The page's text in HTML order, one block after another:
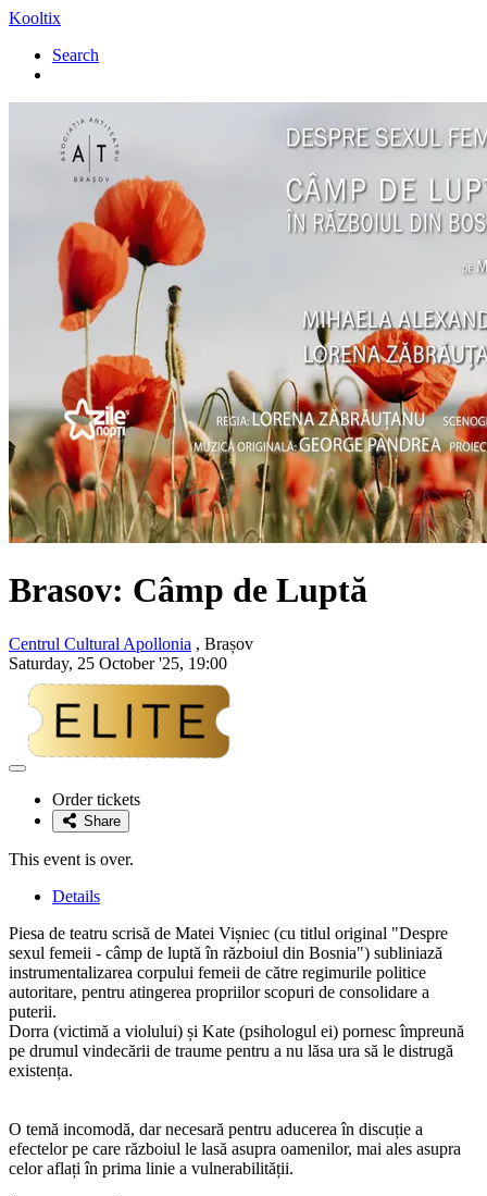
Kooltix
Search
Brasov: Câmp de Luptă
Centrul Cultural Apollonia , Brașov
Saturday, 25 October '25, 19:00
Adaugă
favoriteOrder tickets
Share
This event is over.
Details
Piesa de teatru scrisă de Matei Vișniec (cu titlul original "Despre
sexul femeii - câmp de luptă în războiul din Bosnia") subliniază
instrumentalizarea corpului femeii de către regimurile politice
autoritare, pentru atingerea propriilor scopuri de consolidare a
puterii.
Dorra (victimă a violului) și Kate (psihologul ei) pornesc împreună
pe drumul vindecării de traume pentru a nu lăsa ura să le distrugă
existența.
O temă incomodă, dar necesară pentru aducerea în discuție a
efectelor pe care războiul le lasă asupra oamenilor, mai ales asupra
celor aflați în prima linie a vulnerabilității.